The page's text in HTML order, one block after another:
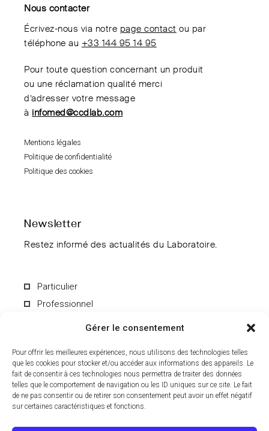
Gérer le consentement
Pour offrir les meilleures expériences, nous utilisons des technologies telles
que les cookies pour stocker et/ou accéder aux informations des appareils. Le
fait de consentir à ces technologies nous permettra de traiter des données
telles que le comportement de navigation ou les ID uniques sur ce site. Le fait
de ne pas consentir ou de retirer son consentement peut avoir un effet négatif
sur certaines caractéristiques et fonctions.
Nous contacter
Écrivez-nous via notre page contact ou par
téléphone au +33 144 95 14 95
Pour toute question concernant un produit
ou une réclamation qualité merci
d’adresser votre message
à infomed@ccdlab.com
Mentions légales
Politique de confidentialité
Politique des cookies
Newsletter
Restez informé des actualités du Laboratoire.
Particulier
Professionnel
En soumettant le formulaire, vous acceptez de recevoir par e-mail les
informations du Laboratoire CCD. Vous pouvez vous désinscrire à
tout moment. Pour en savoir plus sur le traitement de vos données
personnelles, consultez notrepolitique de confidentialité.